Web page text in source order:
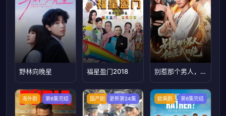
野林向晚星 福星盈门2018 别惹那个男人，他医武双绝
海外剧 第6集完结 国产剧 更新第24集 欧美剧 第6集完结